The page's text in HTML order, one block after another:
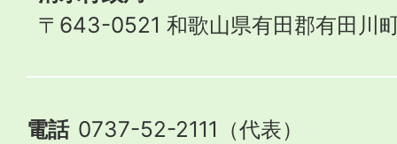
〒643-0521 和歌山県有田郡有田川
電話 0737-52-2111（代表）